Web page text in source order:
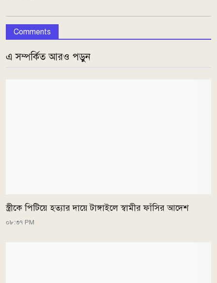
Comments
এ সম্পর্কিত আরও পড়ুন
স্ত্রীকে পিটিয়ে হত্যার দায়ে টাঙ্গাইলে স্বামীর ফাঁসির আদেশ
০৮:৩৭ PM